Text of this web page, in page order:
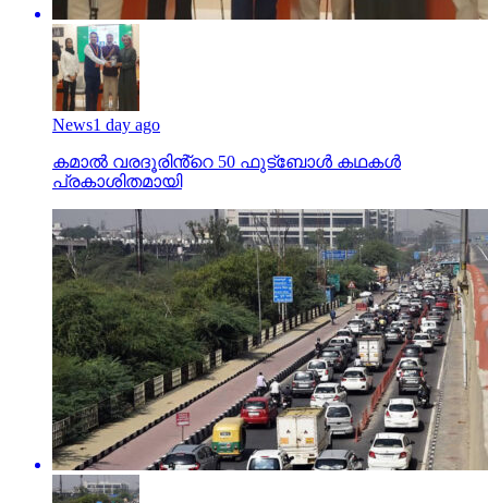
News1 day ago
കമാൽ വരദൂരിൻ്റെ 50 ഫുട്ബോൾ കഥകൾ
പ്രകാശിതമായി